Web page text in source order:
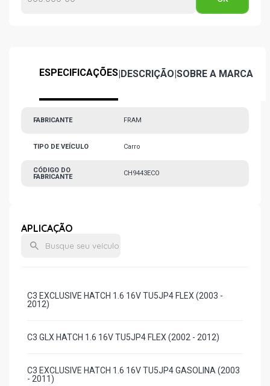
ESPECIFICAÇÕES|DESCRIÇÃO|SOBRE A MARCA
FABRICANTE FRAM
TIPO DE VEÍCULO Carro
CÓDIGO DO
FABRICANTE
CH9443ECO
APLICAÇÃO
C3 EXCLUSIVE HATCH 1.6 16V TU5JP4 FLEX (2003 -
2012)
C3 GLX HATCH 1.6 16V TU5JP4 FLEX (2002 - 2012)
C3 EXCLUSIVE HATCH 1.6 16V TU5JP4 GASOLINA (2003
- 2011)